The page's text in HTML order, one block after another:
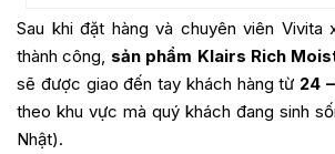
Sau khi đặt hàng và chuyên viên Vivita
thành công, sản phẩm Klairs Rich
sẽ được giao đến tay khách hàng từ 24
theo khu vực mà quý khách đang sinh
Nhật).